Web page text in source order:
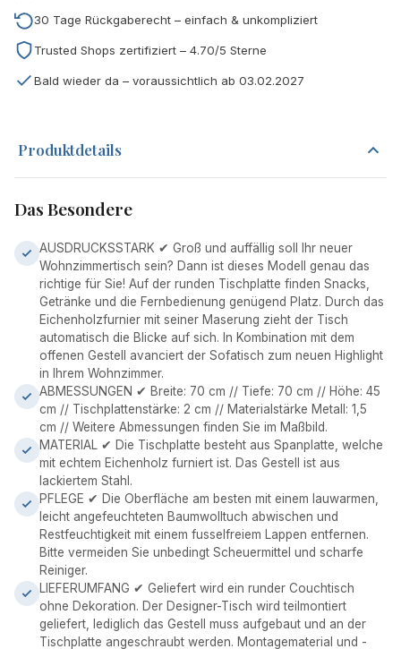
30 Tage Rückgaberecht – einfach & unkompliziert
Trusted Shops zertifiziert – 4.70/5 Sterne
Bald wieder da – voraussichtlich ab 03.02.2027
Produktdetails
Das Besondere
AUSDRUCKSSTARK ✔ Groß und auffällig soll Ihr neuer
Wohnzimmertisch sein? Dann ist dieses Modell genau das
richtige für Sie! Auf der runden Tischplatte finden Snacks,
Getränke und die Fernbedienung genügend Platz. Durch das
Eichenholzfurnier mit seiner Maserung zieht der Tisch
automatisch die Blicke auf sich. In Kombination mit dem
offenen Gestell avanciert der Sofatisch zum neuen Highlight
in Ihrem Wohnzimmer.
ABMESSUNGEN ✔ Breite: 70 cm // Tiefe: 70 cm // Höhe: 45
cm // Tischplattenstärke: 2 cm // Materialstärke Metall: 1,5
cm // Weitere Abmessungen finden Sie im Maßbild.
MATERIAL ✔ Die Tischplatte besteht aus Spanplatte, welche
mit echtem Eichenholz furniert ist. Das Gestell ist aus
lackiertem Stahl.
PFLEGE ✔ Die Oberfläche am besten mit einem lauwarmen,
leicht angefeuchteten Baumwolltuch abwischen und
Restfeuchtigkeit mit einem fusselfreiem Lappen entfernen.
Bitte vermeiden Sie unbedingt Scheuermittel und scharfe
Reiniger.
LIEFERUMFANG ✔ Geliefert wird ein runder Couchtisch
ohne Dekoration. Der Designer-Tisch wird teilmontiert
geliefert, lediglich das Gestell muss aufgebaut und an der
Tischplatte angeschraubt werden. Montagematerial und -